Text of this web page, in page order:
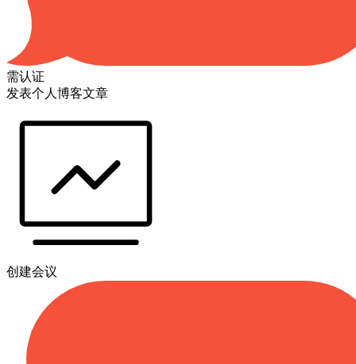
需认证
发表个人博客文章
创建会议